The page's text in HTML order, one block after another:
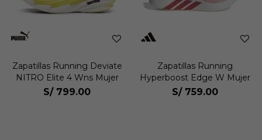
Zapatillas Running Deviate
NITRO Elite 4 Wns Mujer
S/ 799.00
Zapatillas Running
Hyperboost Edge W Mujer
S/ 759.00